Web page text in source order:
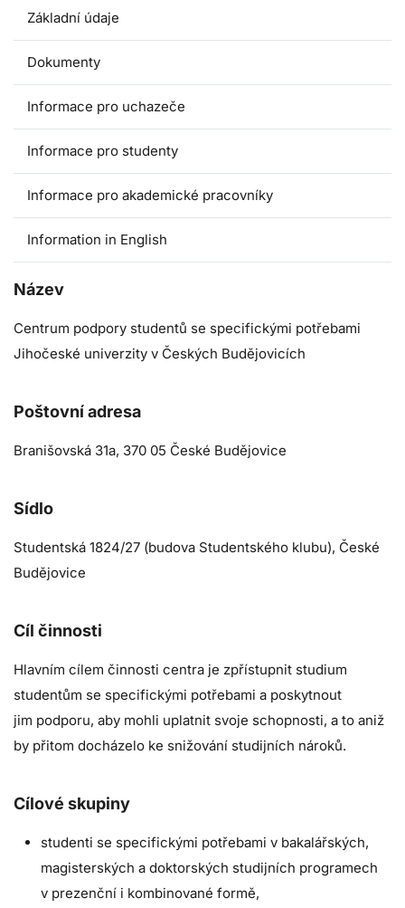
Základní údaje
Dokumenty
Informace pro uchazeče
Informace pro studenty
Informace pro akademické pracovníky
Information in English
Název
Centrum podpory studentů se specifickými potřebami
Jihočeské univerzity v Českých Budějovicích
Poštovní adresa
Branišovská 31a, 370 05 České Budějovice
Sídlo
Studentská 1824/27 (budova Studentského klubu), České
Budějovice
Cíl činnosti
Hlavním cílem činnosti centra je zpřístupnit studium
studentům se specifickými potřebami a poskytnout
jim podporu, aby mohli uplatnit svoje schopnosti, a to aniž
by přitom docházelo ke snižování studijních nároků.
Cílové skupiny
studenti se specifickými potřebami v bakalářských,
magisterských a doktorských studijních programech
v prezenční i kombinované formě,